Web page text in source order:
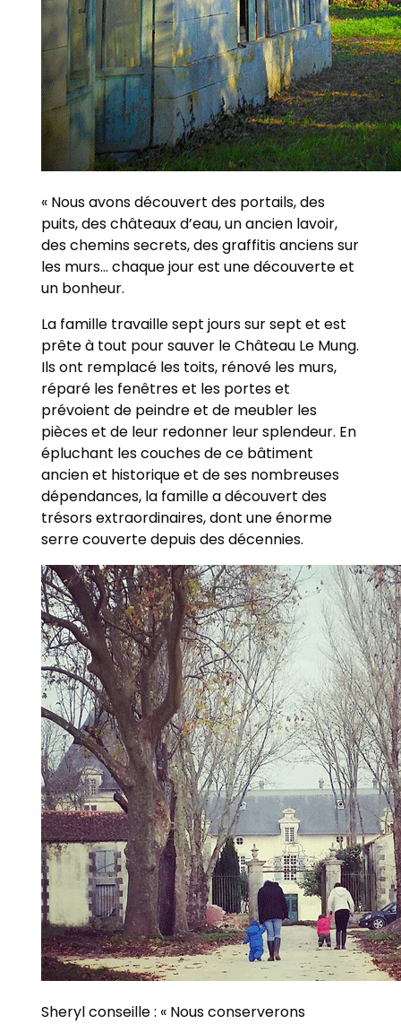
« Nous avons découvert des portails, des
puits, des châteaux d’eau, un ancien lavoir,
des chemins secrets, des graffitis anciens sur
les murs… chaque jour est une découverte et
un bonheur.
La famille travaille sept jours sur sept et est
prête à tout pour sauver le Château Le Mung.
Ils ont remplacé les toits, rénové les murs,
réparé les fenêtres et les portes et
prévoient de peindre et de meubler les
pièces et de leur redonner leur splendeur. En
épluchant les couches de ce bâtiment
ancien et historique et de ses nombreuses
dépendances, la famille a découvert des
trésors extraordinaires, dont une énorme
serre couverte depuis des décennies.
Sheryl conseille : « Nous conserverons